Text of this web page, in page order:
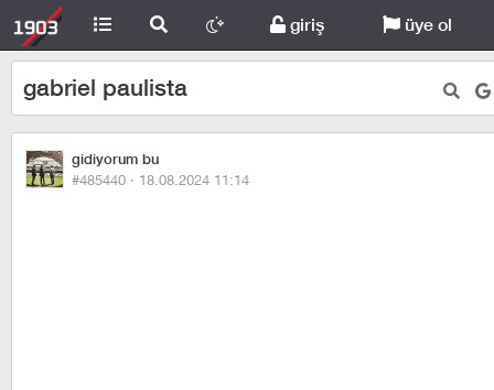
giriş üye ol
gabriel paulista
gidiyorum bu
#485440 · 18.08.2024 11:14